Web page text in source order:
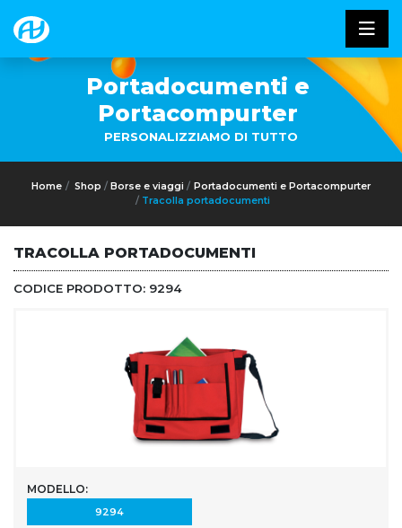
Portadocumenti e
Portacompurter
PERSONALIZZIAMO DI TUTTO
Home Shop Borse e viaggi
Portadocumenti e Portacompurter
Tracolla portadocumenti
TRACOLLA PORTADOCUMENTI
CODICE PRODOTTO: 9294
MODELLO:
9294